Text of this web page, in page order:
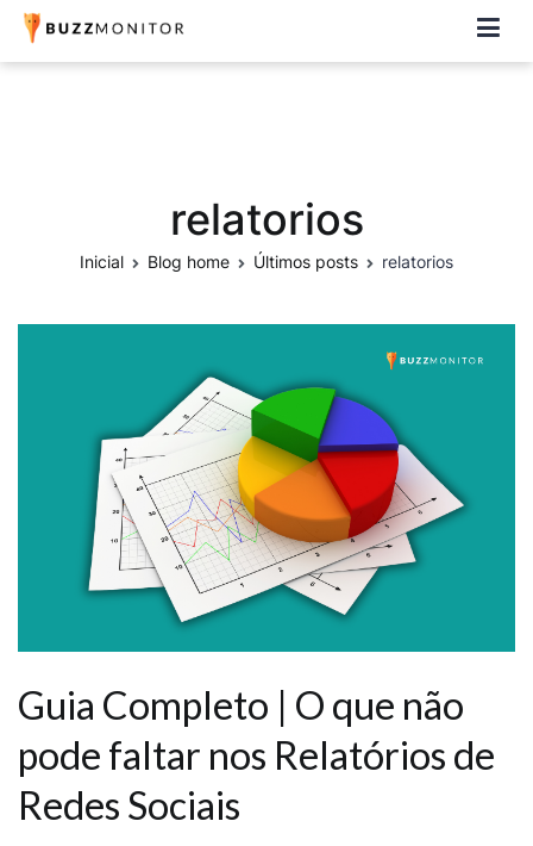
Buzzmonitor
A plataforma mais completa e flexível para social media e CRM
relatorios
Inicial Blog home Últimos posts relatorios
Guia Completo | O que não
pode faltar nos Relatórios de
Redes Sociais